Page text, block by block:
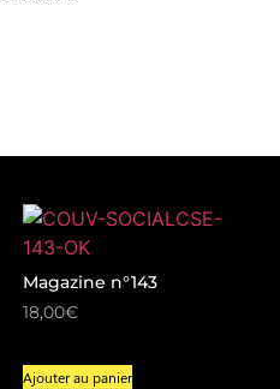
Magazine n°143
18,00€
Ajouter au panier